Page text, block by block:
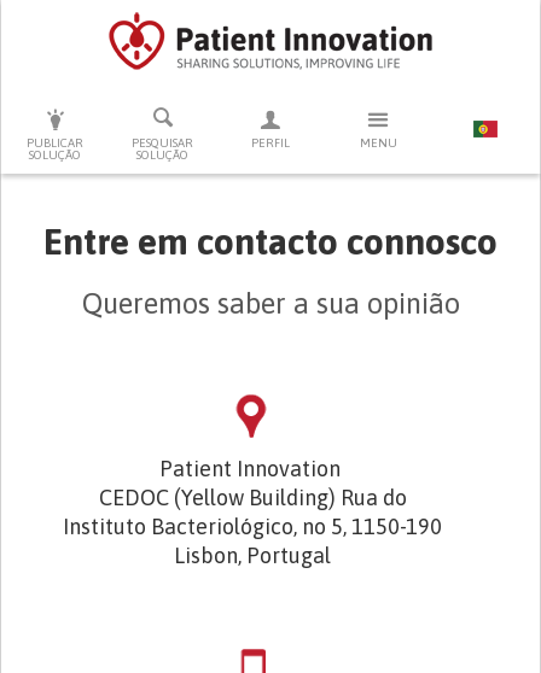
PUBLICAR
SOLUÇÃO
PESQUISAR
SOLUÇÃO
PERFIL MENU
PRESSIONE ENTER PARA PESQUISAR
Entre em contacto connosco
Queremos saber a sua opinião
Patient Innovation
CEDOC (Yellow Building) Rua do
Instituto Bacteriológico, no 5, 1150-190
Lisbon, Portugal